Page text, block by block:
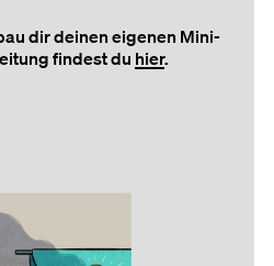
dir deinen eigenen Mini-
findest du hier.